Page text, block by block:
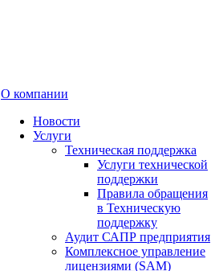
О компании
Новости
Услуги
Техническая поддержка
Услуги технической
поддержки
Правила обращения
в Техническую
поддержку
Аудит САПР предприятия
Комплексное управление
лицензиями (SAM)